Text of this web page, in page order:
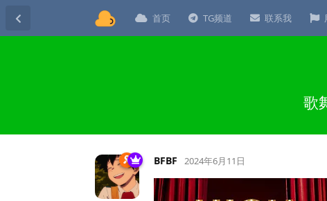
首页 TG频道 联系我
歌
BFBF 2024年6月11日